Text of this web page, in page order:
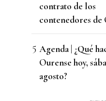
contrato de los
contenedores de
Agenda | ¿Qué
Ourense hoy,
agosto?